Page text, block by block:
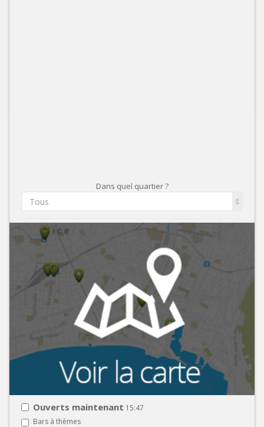
Dans quel quartier ?
Tous
Ouverts maintenant 15:47
Bars à thèmes